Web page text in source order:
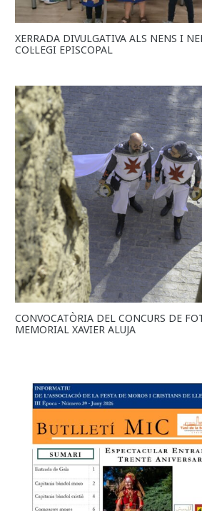
XERRADA DIVULGATIVA ALS NENS I
COL·LEGI EPISCOPAL
CONVOCATÒRIA DEL CONCURS DE
MEMORIAL XAVIER ALUJA